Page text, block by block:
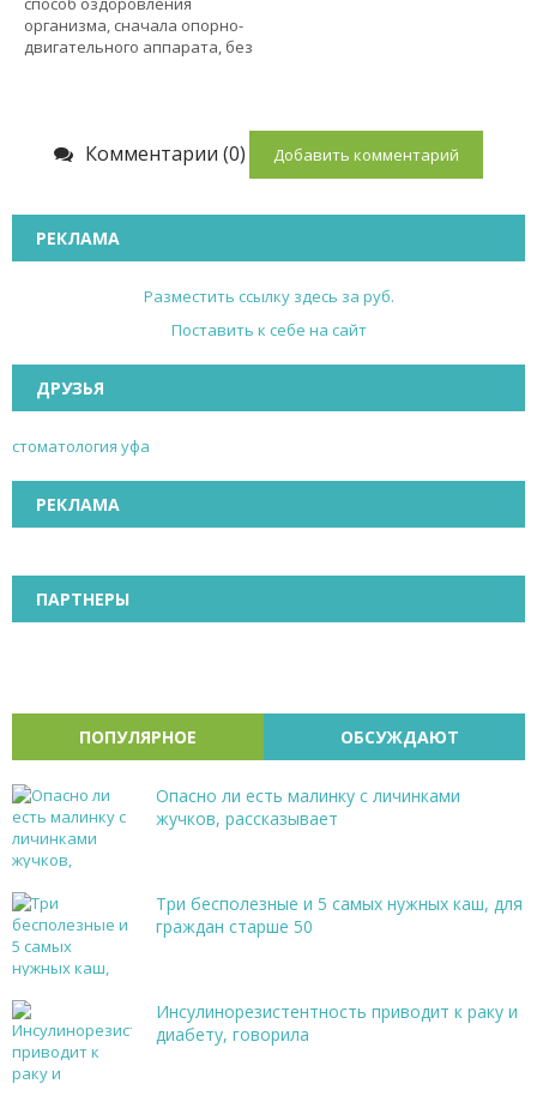
организма, сначала опорно-
двигательного аппарата, без
Комментарии (0) Добавить комментарий
РЕКЛАМА
Разместить ссылку здесь за руб.
Поставить к себе на сайт
ДРУЗЬЯ
стоматология уфа
РЕКЛАМА
ПАРТНЕРЫ
ПОПУЛЯРНОЕ ОБСУЖДАЮТ
Опасно ли есть малинку с личинками
жучков, рассказывает
Три бесполезные и 5 самых нужных каш, для
граждан старше 50
Инсулинорезистентность приводит к раку и
диабету, говорила